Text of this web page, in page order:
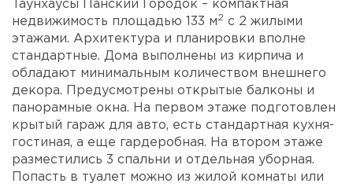
Таунхаусы Панский Городок – компактная
недвижимость площадью 133 м2 с 2 жилыми
этажами. Архитектура и планировки вполне
стандартные. Дома выполнены из кирпича и
обладают минимальным количеством внешнего
декора. Предусмотрены открытые балконы и
панорамные окна. На первом этаже подготовлен
крытый гараж для авто, есть стандартная кухня-
гостиная, а еще гардеробная. На втором этаже
разместились 3 спальни и отдельная уборная.
Попасть в туалет можно из жилой комнаты или